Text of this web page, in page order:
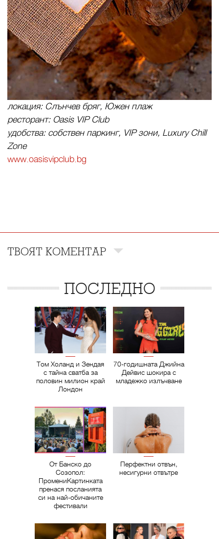
локация: Слънчев бряг, Южен плаж
ресторант: Oasis VIP Club
удобства: собствен паркинг, VIP зони, Luxury Chill
Zone
www.oasisvipclub.bg
ТВОЯТ КОМЕНТАР
ПОСЛЕДНО
Том Холанд и Зендая
с тайна сватба за
половин милион край
Лондон
70-годишната Джийна
Дейвис шокира с
младежко излъчване
От Банско до
Созопол:
ПромениКартинката
пренася посланията
си на най-обичаните
фестивали
Перфектни отвън,
несигурни отвътре